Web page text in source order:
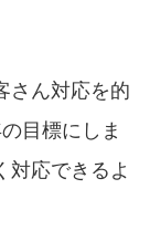
さん対応を的
目標にしま
対応できるよ